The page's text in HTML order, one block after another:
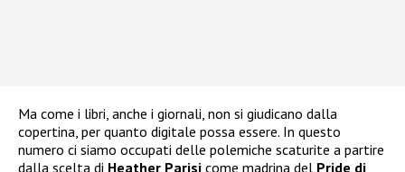
Ma come i libri, anche i giornali, non si giudicano dalla
copertina, per quanto digitale possa essere. In questo
numero ci siamo occupati delle polemiche scaturite a partire
dalla scelta di Heather Parisi come madrina del Pride di